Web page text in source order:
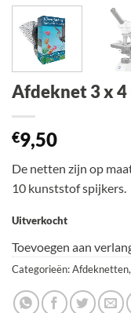
Afdeknet 3 x
€9,50
De netten zijn op
10 kunststof spijkers.
Uitverkocht
Toevoegen aan
Categorieën:Afdeknetten,